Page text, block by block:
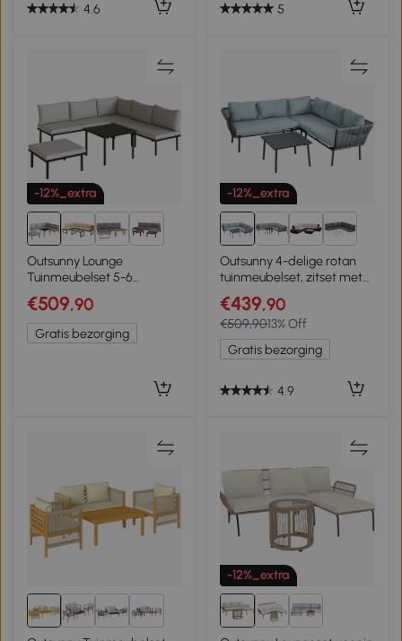
4.6 5
-12%_extra
Outsunny Lounge
Tuinmeubelset 5-6
Personen Tuinlounge Set
met 2-zits Tuinbank, 2
Stoelen, Hoekstoel,
Lamellen-tafel,
€509,90
Gratis bezorging
-12%_extra
Outsunny 4-delige rotan
tuinmeubelset, zitset met
kussens voor aluminium
balkons
€439,90
€509,9013% Off
Gratis bezorging
4.9
2+
-12%_extra